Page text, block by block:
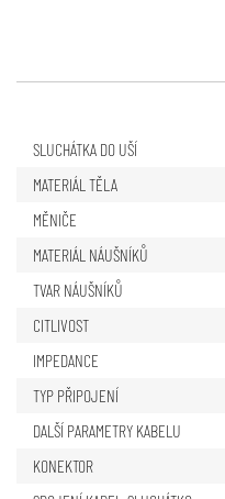
SLUCHÁTKA DO UŠÍ
MATERIÁL TĚLA
MĚNIČE
MATERIÁL NÁUŠNÍKŮ
TVAR NÁUŠNÍKŮ
CITLIVOST
IMPEDANCE
TYP PŘIPOJENÍ
DALŠÍ PARAMETRY KABELU
KONEKTOR